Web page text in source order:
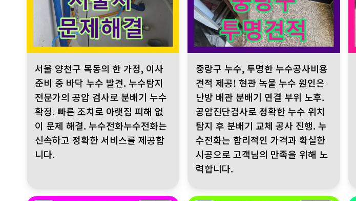
서울 양천구 목동의 한 가정, 이사
준비 중 바닥 누수 발견. 누수탐지
전문가의 공압 검사로 분배기 누수
확정. 빠른 조치로 아랫집 피해 없
이 문제 해결. 누수전화누수전화는
신속하고 정확한 서비스를 제공합
니다.
중랑구 누수, 투명한 누수공사비용
견적 제공! 현관 녹물 누수 원인은
난방 배관 분배기 연결 부위 노후.
공압진단검사로 정확한 누수 위치
탐지 후 분배기 교체 공사 진행. 누
수전화는 합리적인 가격과 확실한
시공으로 고객님의 만족을 위해 노
력합니다.